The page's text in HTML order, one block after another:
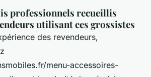
professionnels recueillis
utilisant ces grossistes
des revendeurs,
menu-accessoires-